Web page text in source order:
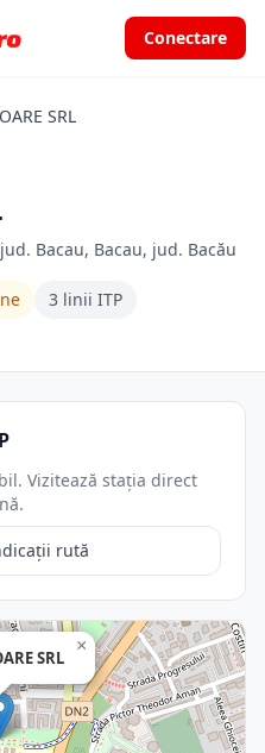
Conectare
SRL
Bacau, Bacau, jud. Bacău
3 linii ITP
Vizitează stația direct
rută
SRL
×